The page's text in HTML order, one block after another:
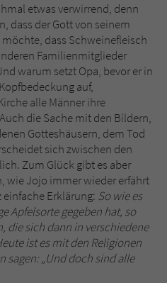
etwas verwirrend, denn
dass der Gott von seinem
dass Schweinefleisch
Familienmitglieder
warum setzt Opa, bevor er in
auf,
alle Männer ihre
die Sache mit den Bildern,
Gotteshäusern, dem Tod
sich zwischen den
Zum Glück gibt es aber
wie Jojo immer wieder erfährt
Erklärung: So wie es
Apfelsorte gegeben hat, so
die sich dann in verschiedene
ist es mit den Religionen
sagen: „Und doch sind alle